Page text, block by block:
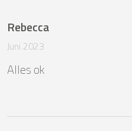
Rebecca
Juni 2023
Alles ok